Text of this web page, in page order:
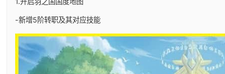
-新增5阶转职及其对应技能